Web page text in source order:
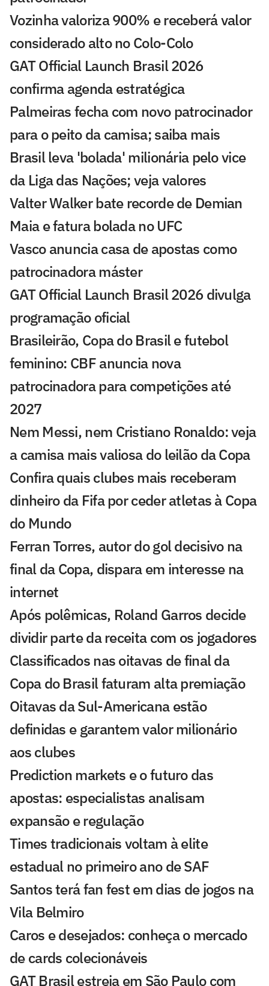
Vozinha valoriza 900% e receberá valor
considerado alto no Colo-Colo
GAT Official Launch Brasil 2026
confirma agenda estratégica
Palmeiras fecha com novo patrocinador
para o peito da camisa; saiba mais
Brasil leva 'bolada' milionária pelo vice
da Liga das Nações; veja valores
Valter Walker bate recorde de Demian
Maia e fatura bolada no UFC
Vasco anuncia casa de apostas como
patrocinadora máster
GAT Official Launch Brasil 2026 divulga
programação oficial
Brasileirão, Copa do Brasil e futebol
feminino: CBF anuncia nova
patrocinadora para competições até
2027
Nem Messi, nem Cristiano Ronaldo: veja
a camisa mais valiosa do leilão da Copa
Confira quais clubes mais receberam
dinheiro da Fifa por ceder atletas à Copa
do Mundo
Ferran Torres, autor do gol decisivo na
final da Copa, dispara em interesse na
internet
Após polêmicas, Roland Garros decide
dividir parte da receita com os jogadores
Classificados nas oitavas de final da
Copa do Brasil faturam alta premiação
Oitavas da Sul-Americana estão
definidas e garantem valor milionário
aos clubes
Prediction markets e o futuro das
apostas: especialistas analisam
expansão e regulação
Times tradicionais voltam à elite
estadual no primeiro ano de SAF
Santos terá fan fest em dias de jogos na
Vila Belmiro
Caros e desejados: conheça o mercado
de cards colecionáveis
GAT Brasil estreia em São Paulo com